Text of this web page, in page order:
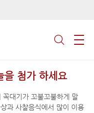
을 첨가 하세요
꼭대기가 꼬불꼬불하게 말
과 사찰음식에서 많이 이용